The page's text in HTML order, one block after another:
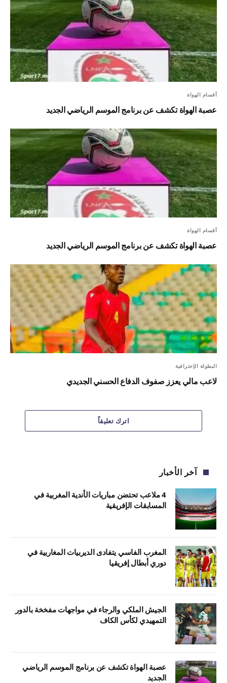
أقسام الهواة
عصبة الهواة تكشف عن برنامج الموسم الرياضي الجديد
أقسام الهواة
عصبة الهواة تكشف عن برنامج الموسم الرياضي الجديد
البطولة الإحترافية
لاعب مالي يعزز صفوف الدفاع الحسني الجديدي
اترك تعليقاً
آخر الأخبار
4 ملاعب تحتضن مباريات الأندية المغربية في
المسابقات الإفريقية
المغرب الفاسي يتفادى الديربيات المغاربية في
دوري أبطال إفريقيا
الجيش الملكي والرجاء في مواجهات مفخخة بالدور
التمهيدي لكأس الكاف
عصبة الهواة تكشف عن برنامج الموسم الرياضي
الجديد